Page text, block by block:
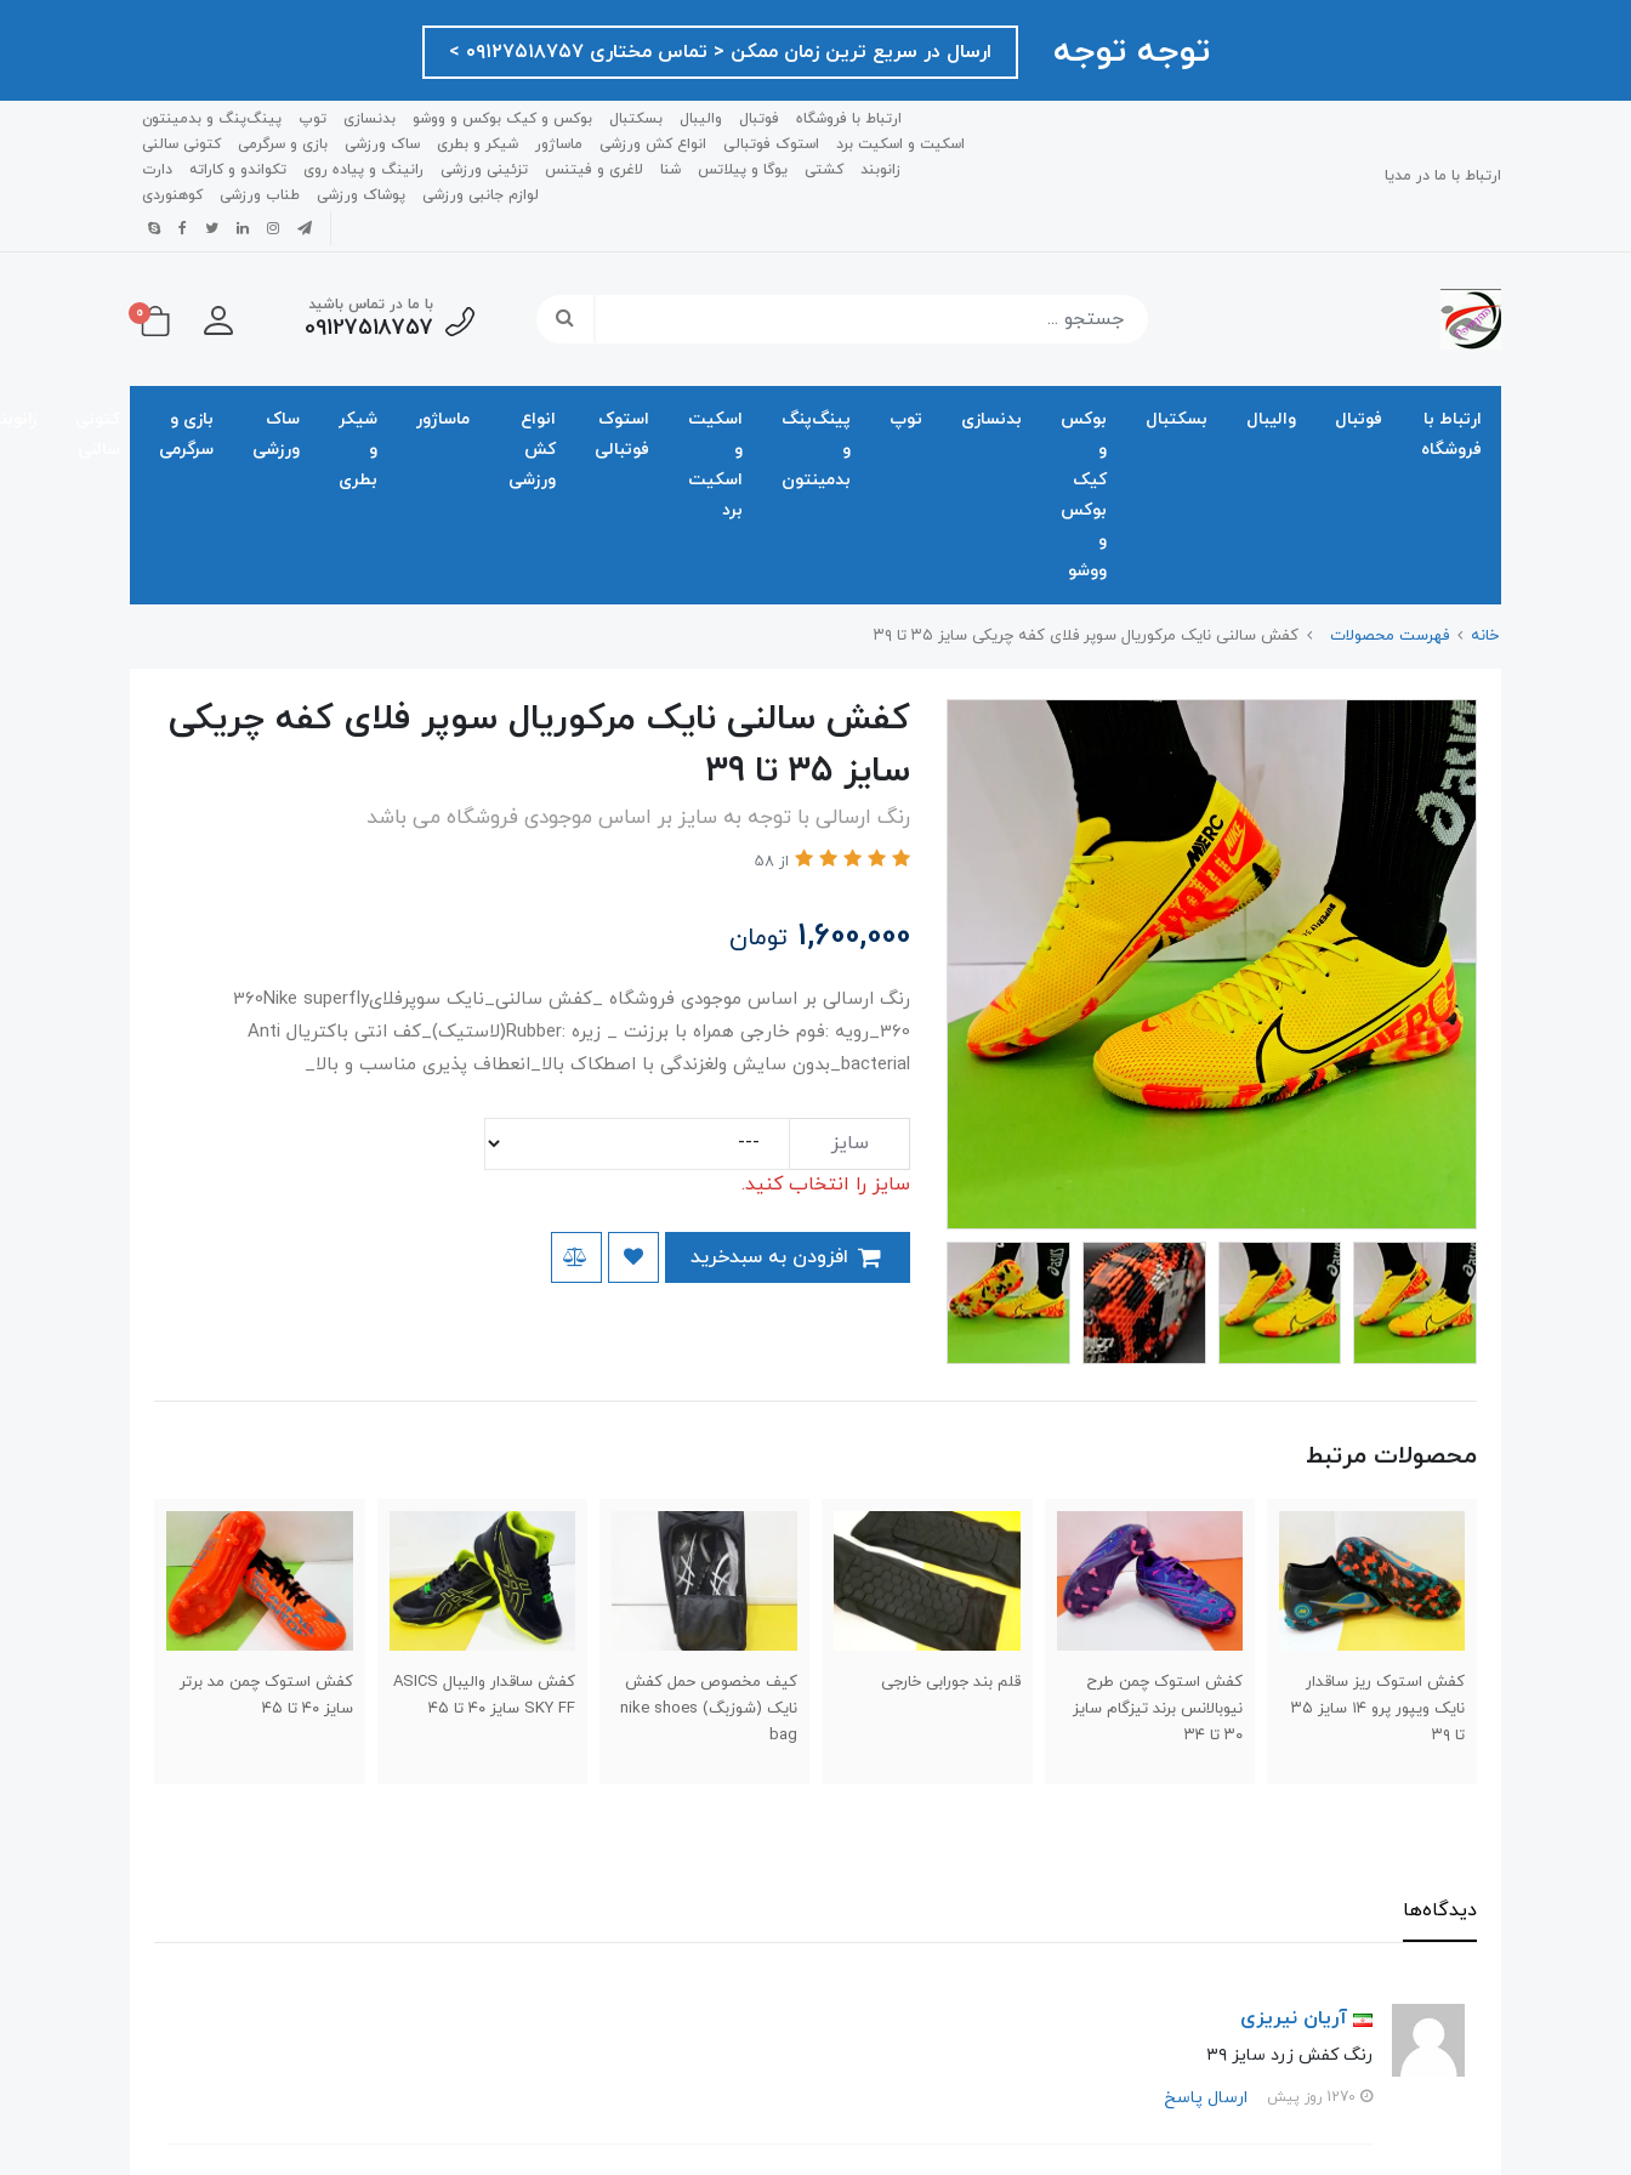
توجه توجه ارسال در سریع ترین زمان ممکن ‌< تماس مختاری ۰۹۱۲۷۵۱۸۷۵۷ >
ارتباط با ما در مدیا
ارتباط با فروشگاه فوتبال والیبال بسکتبال بوکس و کیک بوکس و ووشو بدنسازی توپ
پینگ‌پنگ و بدمينتون
اسکیت و اسکیت برد
استوک فوتبالی انواع کش ورزشی ماساژور شیکر و بطری ساک ورزشی بازی و سرگرمی
کتونی سالنی
زانوبند
کشتی یوگا و پیلاتس شنا لاغری و فیتنس تزئینی ورزشی رانینگ و پیاده روی تکواندو و کاراته
دارت
لوازم جانبی ورزشی
پوشاک ورزشی طناب ورزشی کوهنوردی
با ما در تماس باشید
09127518757
0
ارتباط با
فروشگاه
فوتبال والیبال بسکتبال
بوکس
و
کیک
بوکس
و
ووشو
بدنسازی توپ
پینگ‌پنگ
و
بدمينتون
اسکیت
و
اسکیت
برد
استوک
فوتبالی
انواع
کش
ورزشی
ماساژور
شیکر
و
بطری
ساک
ورزشی
بازی و
سرگرمی
خانه فهرست محصولات کفش سالنی نایک مرکوریال سوپر فلای کفه چریکی سایز ۳۵ تا ۳۹
کفش سالنی نایک مرکوریال سوپر فلای کفه چریکی
سایز ۳۵ تا ۳۹
رنگ ارسالی با توجه به سایز بر اساس موجودی فروشگاه می باشد
از 58
1,600,000 تومان
رنگ ارسالی ​​​​بر اساس موجودی فروشگاه _کفش سالنی_نایک سوپرفلای360Nike superfly
360_رویه :فوم خارجی همراه با برزنت _ زیره :Rubber(لاستیک)_کف انتی باکتریال Anti
bacterial_بدون سایش ولغزندگی با اصطکاک بالا_انعطاف پذیری مناسب و بالا_
سایز
سایز را انتخاب کنید.
محصولات مرتبط
کفش استوک چمن طرح
نیوبالانس برند تیزگام سایز
۳۰ تا ۳۴
قلم بند جورابی خارجی
کیف مخصوص حمل کفش
کفش ساقدار والیبال ASICS
SKY FF سایز ۴۰ تا ۴۵
کفش استوک چمن مد برتر
سایز ۴۰ تا ۴۵
جاسوئیچی طرح کفش
استقلال
دیدگاه‌ها
آریان نیریزی
رنگ کفش زرد سایز ۳۹
ارسال پاسخ